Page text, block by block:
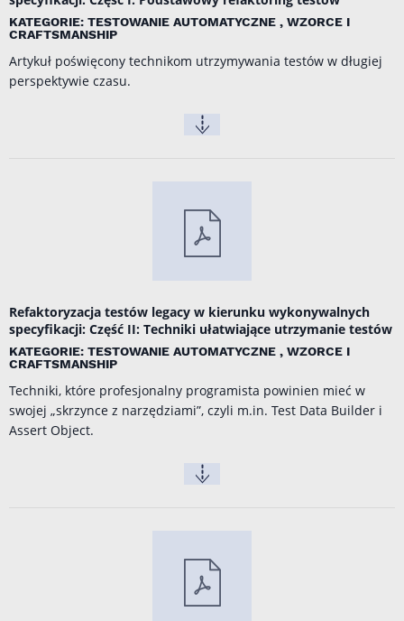
KATEGORIE: TESTOWANIE AUTOMATYCZNE , WZORCE I
CRAFTSMANSHIP
Artykuł poświęcony technikom utrzymywania testów w długiej
perspektywie czasu.
Refaktoryzacja testów legacy w kierunku wykonywalnych
specyfikacji: Część II: Techniki ułatwiające utrzymanie testów
KATEGORIE: TESTOWANIE AUTOMATYCZNE , WZORCE I
CRAFTSMANSHIP
Techniki, które profesjonalny programista powinien mieć w
swojej „skrzynce z narzędziami”, czyli m.in. Test Data Builder i
Assert Object.